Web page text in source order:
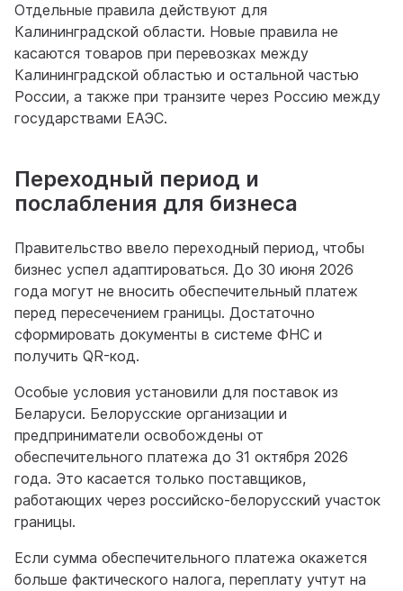
Отдельные правила действуют для
Калининградской области. Новые правила не
касаются товаров при перевозках между
Калининградской областью и остальной частью
России, а также при транзите через Россию между
государствами ЕАЭС.
Переходный период и
послабления для бизнеса
Правительство ввело переходный период, чтобы
бизнес успел адаптироваться. До 30 июня 2026
года могут не вносить обеспечительный платеж
перед пересечением границы. Достаточно
сформировать документы в системе ФНС и
получить QR-код.
Особые условия установили для поставок из
Беларуси. Белорусские организации и
предприниматели освобождены от
обеспечительного платежа до 31 октября 2026
года. Это касается только поставщиков,
работающих через российско-белорусский участок
границы.
Если сумма обеспечительного платежа окажется
больше фактического налога, переплату учтут на